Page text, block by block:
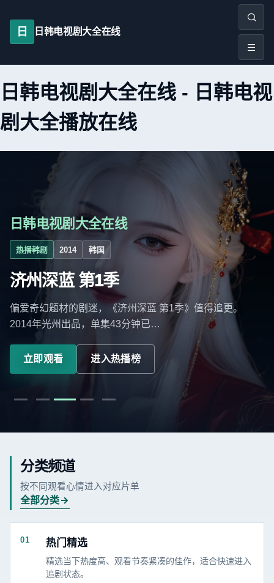
日 日韩电视剧大全在线
日韩电视剧大全在线- 日韩电视
剧大全播放在线
日韩电视剧大全在线
热播韩剧 2014 韩国
济州深蓝 第1季
偏爱奇幻题材的剧迷，《济州深蓝 第1季》值得追更。
2014年光州出品，单集43分钟已…
立即观看 进入热播榜
分类频道
按不同观看心情进入对应片单
全部分类
01 热门精选
精选当下热度高、观看节奏紧凑的佳作，适合快速进入
追剧状态。